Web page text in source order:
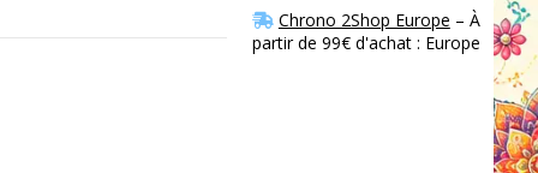
Chrono 2Shop Europe – À
partir de 99€ d'achat : Europe